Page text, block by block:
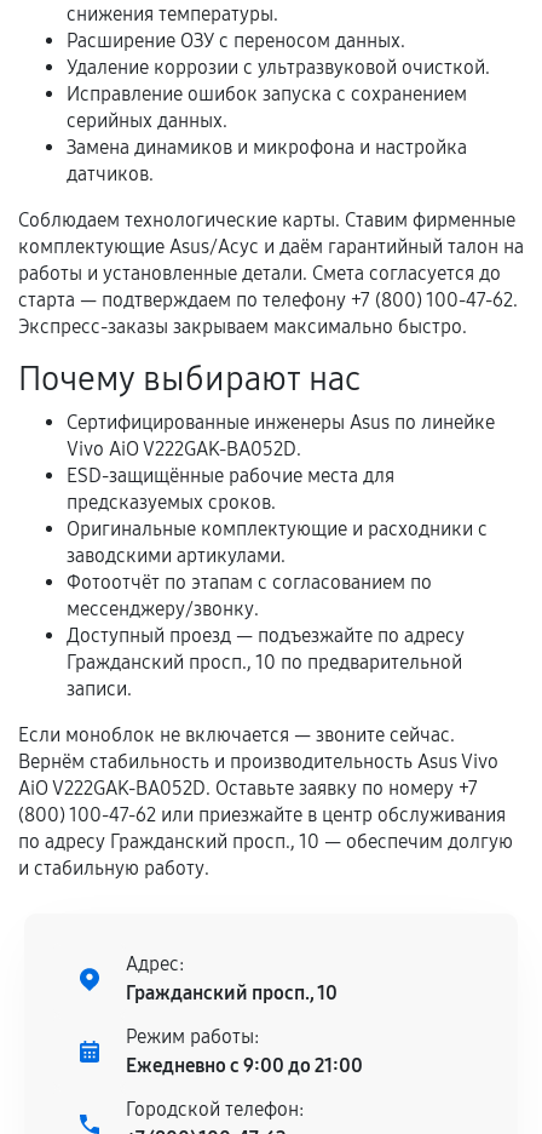
фиксируются в документах.
Когда гарантия не действует
Нарушение правил эксплуатации,
перегрев, коррозия.
Самостоятельный ремонт или вмешательство
третьих лиц.
Естественный износ деталей, если иное не
предусмотрено отдельно.
Обращение после окончания гарантийного
срока.
Программные сбои, если это не указано в
отдельных условиях.
Если комплектующие куплены
самостоятельно
Гарантия на выполненные работы может
соблюдены следующие условия:
Предоставленные детали подходят по
техническим параметрам и не имеют внешних
дефектов.
Установка была выполнена нашим сервисным
остается на стороне производителя или
продавца. За качество сторонних деталей
снижения температуры.
Расширение ОЗУ с переносом данных.
Удаление коррозии с ультразвуковой очисткой.
Исправление ошибок запуска с сохранением
серийных данных.
Замена динамиков и микрофона и настройка
датчиков.
Соблюдаем технологические карты. Ставим фирменные
комплектующие Asus/Асус и даём гарантийный талон на
работы и установленные детали. Смета согласуется до
старта — подтверждаем по телефону +7 (800) 100-47-62.
Экспресс-заказы закрываем максимально быстро.
Почему выбирают нас
Сертифицированные инженеры Asus по линейке
Vivo AiO V222GAK-BA052D.
ESD-защищённые рабочие места для
предсказуемых сроков.
Оригинальные комплектующие и расходники с
заводскими артикулами.
Фотоотчёт по этапам с согласованием по
мессенджеру/звонку.
Доступный проезд — подъезжайте по адресу
Гражданский просп., 10 по предварительной
записи.
Если моноблок не включается — звоните сейчас.
Вернём стабильность и производительность Asus Vivo
AiO V222GAK-BA052D. Оставьте заявку по номеру +7
(800) 100-47-62 или приезжайте в центр обслуживания
по адресу Гражданский просп., 10 — обеспечим долгую
и стабильную работу.
Адрес:
Гражданский просп., 10
Режим работы:
Ежедневно с 9:00 до 21:00
Городской телефон: